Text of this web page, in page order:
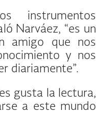
instrumentos
Narváez, “es un
amigo que nos
y nos
diariamente”.
gusta la lectura,
a este mundo